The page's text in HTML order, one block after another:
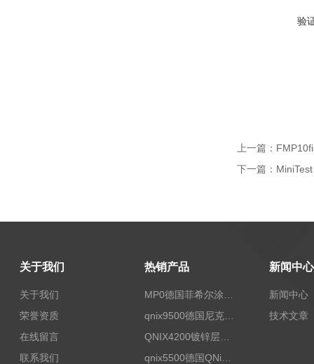
验
上一篇：
下一篇：
关于我们
关于我们
荣誉资质
在线留言
联系我们
热销产品
qnix9500德国尼克斯涂镀层测厚仪
QNIX4200镀锌层测厚
新闻中心
新闻中心
技术文章